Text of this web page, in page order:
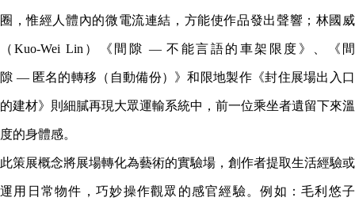
圈，惟經人體內的微電流連結，方能使作品發出聲響；林國威
（Kuo-Wei Lin）《間隙 — 不能言語的車架限度》、《間
隙 — 匿名的轉移（自動備份）》和限地製作《封住展場出入口
的建材》則細膩再現大眾運輸系統中，前一位乘坐者遺留下來溫
度的身體感。
此策展概念將展場轉化為藝術的實驗場，創作者提取生活經驗或
運用日常物件，巧妙操作觀眾的感官經驗。例如：毛利悠子